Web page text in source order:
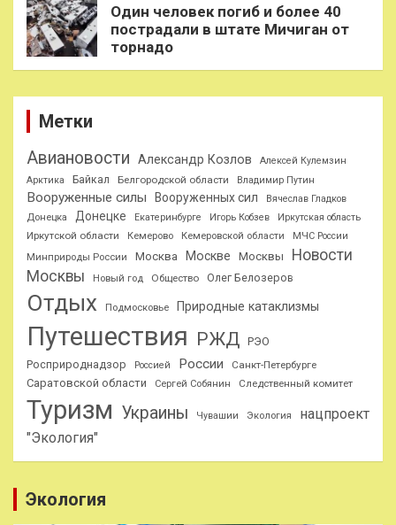
Один человек погиб и более 40
пострадали в штате Мичиган от
торнадо
Метки
Авиановости Александр Козлов
Алексей Кулемзин
Арктика
Байкал Белгородской области Владимир Путин
Вооруженные силы Вооруженных сил
Вячеслав Гладков
Донецка
Донецке Екатеринбурге Игорь Кобзев Иркутская область
Иркутской области Кемерово Кемеровской области
МЧС России
Минприроды России
Москва Москве Москвы
Новости
Москвы
Новый год Общество Олег Белозеров
Отдых Подмосковье Природные катаклизмы
Путешествия РЖД РЭО
Росприроднадзор
Россией России Санкт-Петербурге
Саратовской области Сергей Собянин Следственный комитет
Туризм Украины Чувашии Экология
нацпроект
"Экология"
Экология